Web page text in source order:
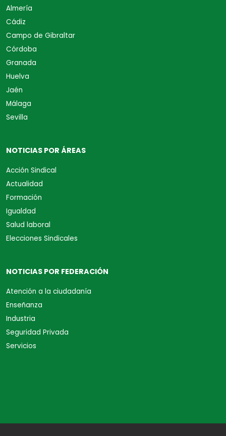
Almería
Cádiz
Campo de Gibraltar
Córdoba
Granada
Huelva
Jaén
Málaga
Sevilla
NOTICIAS POR ÁREAS
Acción Sindical
Actualidad
Formación
Igualdad
Salud laboral
Elecciones Sindicales
NOTICIAS POR FEDERACIÓN
Atención a la ciudadanía
Enseñanza
Industria
Seguridad Privada
Servicios